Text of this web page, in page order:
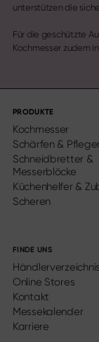
unterstützen die
Für die geschützte
Kochmesser zudem
PRODUKTE
Kochmesser
Schärfen &
Schneidbretter &
Messerblöcke
Küchenhelfer &
Scheren
FINDE UNS
Händlerverzeichnis
Online Stores
Kontakt
Messekalender
Karriere